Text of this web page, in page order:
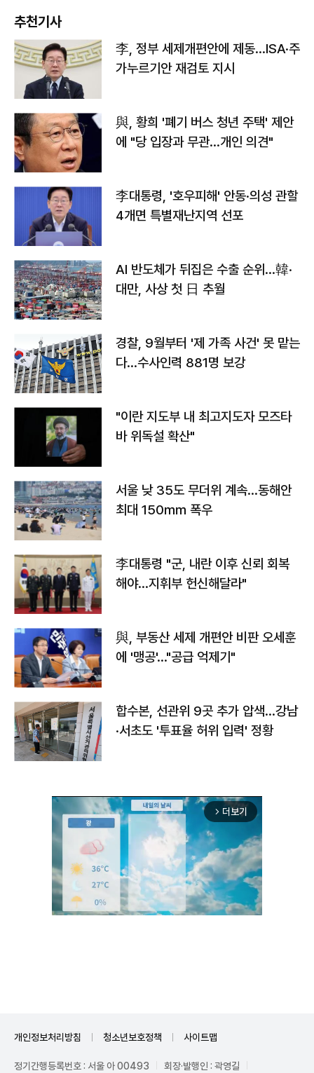
추천기사
李, 정부 세제개편안에 제동…ISA·주
가누르기안 재검토 지시
與, 황희 '폐기 버스 청년 주택' 제안
에 "당 입장과 무관…개인 의견"
李대통령, '호우피해' 안동·의성 관할
4개면 특별재난지역 선포
AI 반도체가 뒤집은 수출 순위…韓·
대만, 사상 첫 日 추월
경찰, 9월부터 '제 가족 사건' 못 맡는
다…수사인력 881명 보강
"이란 지도부 내 최고지도자 모즈타
바 위독설 확산"
서울 낮 35도 무더위 계속…동해안
최대 150㎜ 폭우
李대통령 "군, 내란 이후 신뢰 회복
해야…지휘부 헌신해달라"
與, 부동산 세제 개편안 비판 오세훈
에 '맹공'…"공급 억제기"
합수본, 선관위 9곳 추가 압색…강남
·서초도 '투표율 허위 입력' 정황
arrow_forward_ios 더보기
개인정보처리방침 청소년보호정책 사이트맵
정기간행등록번호 : 서울 아 00493 회장·발행인 : 곽영길